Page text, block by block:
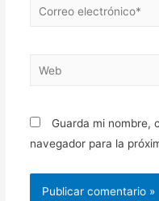
Correo
Web
Guarda mi nombre,
navegador para la